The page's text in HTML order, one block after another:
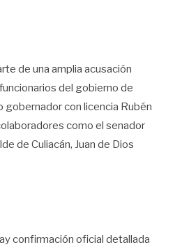
de una amplia acusación
del gobierno de
gobernador con licencia Rubén
como el senador
de Culiacán, Juan de Dios
confirmación oficial detallada